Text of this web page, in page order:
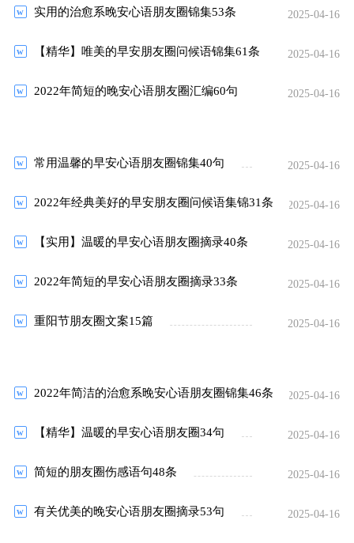
实用的治愈系晚安心语朋友圈锦集53条 2025-04-16
【精华】唯美的早安朋友圈问候语锦集61条 2025-04-16
2022年简短的晚安心语朋友圈汇编60句 2025-04-16
常用温馨的早安心语朋友圈锦集40句 2025-04-16
2022年经典美好的早安朋友圈问候语集锦31条 2025-04-16
【实用】温暖的早安心语朋友圈摘录40条 2025-04-16
2022年简短的早安心语朋友圈摘录33条 2025-04-16
重阳节朋友圈文案15篇 2025-04-16
2022年简洁的治愈系晚安心语朋友圈锦集46条 2025-04-16
【精华】温暖的早安心语朋友圈34句 2025-04-16
简短的朋友圈伤感语句48条 2025-04-16
有关优美的晚安心语朋友圈摘录53句 2025-04-16